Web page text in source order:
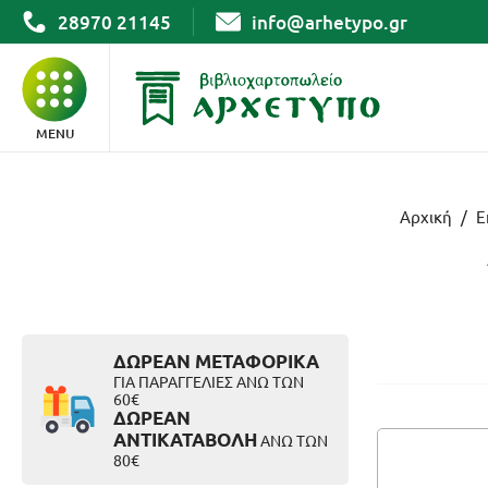
ΣΧΟΛΙΚΑ
ΑΡΧΕΙΟΘΕΤΗΣΗ
28970 21145 info@arhetypo.gr
MENU
Αρχική /
ΔΩΡΕΑΝ ΜΕΤΑΦΟΡΙΚΑ
ΓΙΑ ΠΑΡΑΓΓΕΛΙΕΣ ΑΝΩ ΤΩΝ
60€
ΔΩΡΕΑΝ
ΑΝΤΙΚΑΤΑΒΟΛΗΑΝΩ ΤΩΝ
80€